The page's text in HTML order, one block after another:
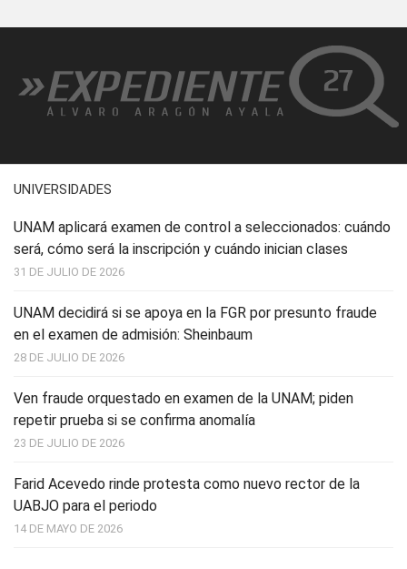
UNIVERSIDADES
UNAM aplicará examen de control a seleccionados: cuándo
será, cómo será la inscripción y cuándo inician clases
31 DE JULIO DE 2026
UNAM decidirá si se apoya en la FGR por presunto fraude
en el examen de admisión: Sheinbaum
28 DE JULIO DE 2026
Ven fraude orquestado en examen de la UNAM; piden
repetir prueba si se confirma anomalía
23 DE JULIO DE 2026
Farid Acevedo rinde protesta como nuevo rector de la
UABJO para el periodo
14 DE MAYO DE 2026